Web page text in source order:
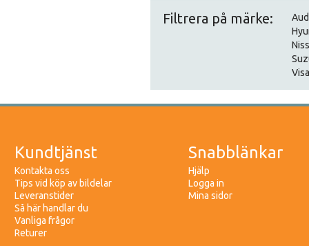
Filtrera på märke:
Kundtjänst
Kontakta oss
Tips vid köp av bildelar
Leveranstider
Så här handlar du
Vanliga frågor
Returer
Snabblänkar
Hjälp
Logga in
Mina sidor